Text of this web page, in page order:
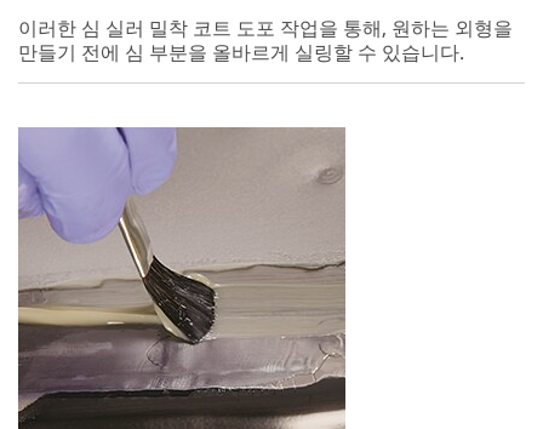
이러한 심 실러 밀착 코트 도포 작업을 통해, 원하는 외형을
만들기 전에 심 부분을 올바르게 실링할 수 있습니다.